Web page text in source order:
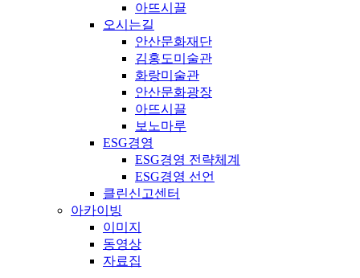
아뜨시끌
오시는길
안산문화재단
김홍도미술관
화랑미술관
안산문화광장
아뜨시끌
보노마루
ESG경영
ESG경영 전략체계
ESG경영 선언
클린신고센터
아카이빙
이미지
동영상
자료집